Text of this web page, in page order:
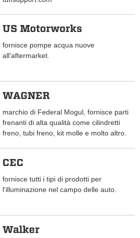
US Motorworks
fornisce pompe acqua nuove
all'aftermarket.
WAGNER
marchio di Federal Mogul, fornisce parti
frenanti di alta qualità come cilindretti
freno, tubi freno, kit molle e molto altro.
CEC
fornisce tutti i tipi di prodotti per
l'illuminazione nel campo delle auto.
Walker